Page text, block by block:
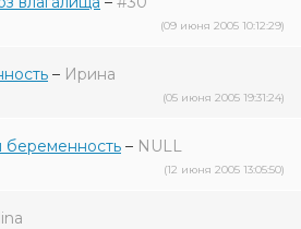
(09 июня 2005 10:12:29)
– Ирина
(05 июня 2005 19:31:24)
беременность – NULL
(12 июня 2005 13:05:50)